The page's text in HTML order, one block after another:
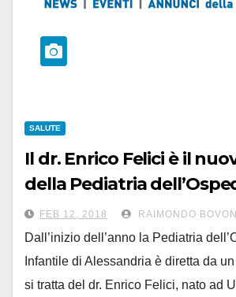
SALUTE
Il dr. Enrico Felici è il
della Pediatria
FEB 12, 2018 RAIMONDO
Dall’inizio dell’anno la Pediatria
Infantile di Alessandria è diretta da
si tratta del dr. Enrico Felici, nato ad